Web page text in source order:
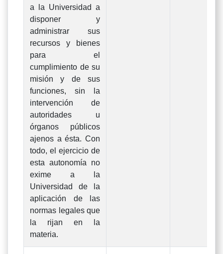
a la Universidad a
disponer y
administrar sus
recursos y bienes
para el
cumplimiento de su
misión y de sus
funciones, sin la
intervención de
autoridades u
órganos públicos
ajenos a ésta. Con
todo, el ejercicio de
esta autonomía no
exime a la
Universidad de la
aplicación de las
normas legales que
la rijan en la
materia.